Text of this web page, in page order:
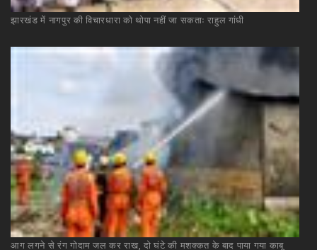
झारखंड में नागपुर की विचारधारा को थोपा नहीं जा सकताः राहुल गांधी
आग लगने से रंग गोदाम जल कर राख, दो घंटे की मशक्कत के बाद पाया गया काबू